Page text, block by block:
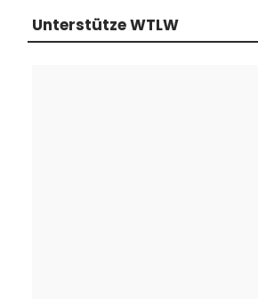
Unterstütze WTLW